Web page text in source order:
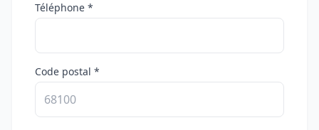
Téléphone *
Code postal *